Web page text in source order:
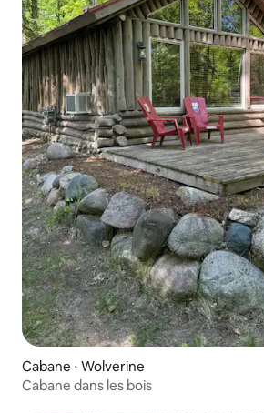
Cabane ⋅ Wolverine
Cabane dans les bois